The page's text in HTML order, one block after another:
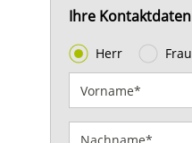
Ihre Kontaktdaten
Herr Frau